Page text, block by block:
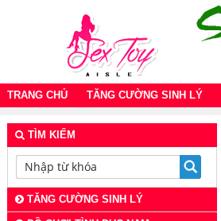
TRANG CHỦ TĂNG CƯỜNG SINH LÝ
TÌM KIẾM
TĂNG CƯỜNG SINH LÝ